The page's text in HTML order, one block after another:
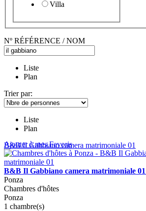
Villa
Nº RÉFÉRENCE / NOM
Liste
Plan
Trier par:
Liste
Plan
B&B Il Gabbiano camera matrimoniale 01
Ajouter à mes Favoris
B&B Il Gabbiano camera matrimoniale 01
Ponza
Chambres d'hôtes
Ponza
1 chambre(s)